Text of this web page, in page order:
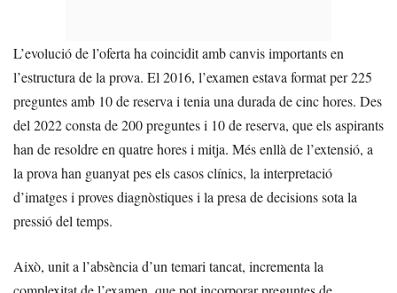
L’evolució de l’oferta ha coincidit amb canvis importants en
l’estructura de la prova. El 2016, l’examen estava format per 225
preguntes amb 10 de reserva i tenia una durada de cinc hores. Des
del 2022 consta de 200 preguntes i 10 de reserva, que els aspirants
han de resoldre en quatre hores i mitja. Més enllà de l’extensió, a
la prova han guanyat pes els casos clínics, la interpretació
d’imatges i proves diagnòstiques i la presa de decisions sota la
pressió del temps.
Això, unit a l’absència d’un temari tancat, incrementa la